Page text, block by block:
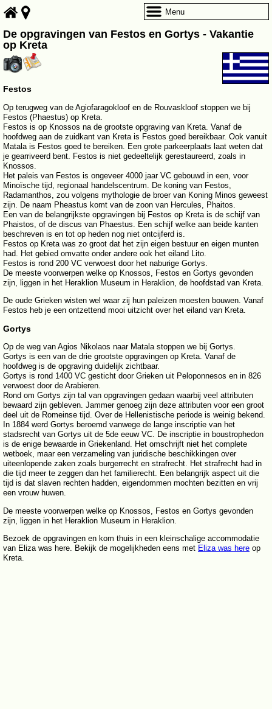
De opgravingen van Festos en Gortys - Vakantie
op Kreta
Festos
Op terugweg van de Agiofaragokloof en de Rouvaskloof stoppen we bij
Festos (Phaestus) op Kreta.
Festos is op Knossos na de grootste opgraving van Kreta. Vanaf de
hoofdweg aan de zuidkant van Kreta is Festos goed bereikbaar. Ook vanuit
Matala is Festos goed te bereiken. Een grote parkeerplaats laat weten dat
je gearriveerd bent. Festos is niet gedeeltelijk gerestaureerd, zoals in
Knossos.
Het paleis van Festos is ongeveer 4000 jaar VC gebouwd in een, voor
Minoïsche tijd, regionaal handelscentrum. De koning van Festos,
Radamanthos, zou volgens mythologie de broer van Koning Minos geweest
zijn. De naam Pheastus komt van de zoon van Hercules, Phaitos.
Een van de belangrijkste opgravingen bij Festos op Kreta is de schijf van
Phaistos, of de discus van Phaestus. Een schijf welke aan beide kanten
beschreven is en tot op heden nog niet ontcijferd is.
Festos op Kreta was zo groot dat het zijn eigen bestuur en eigen munten
had. Het gebied omvatte onder andere ook het eiland Lito.
Festos is rond 200 VC verwoest door het naburige Gortys.
De meeste voorwerpen welke op Knossos, Festos en Gortys gevonden
zijn, liggen in het Heraklion Museum in Heraklion, de hoofdstad van Kreta.
De oude Grieken wisten wel waar zij hun paleizen moesten bouwen. Vanaf
Festos heb je een ontzettend mooi uitzicht over het eiland van Kreta.
Gortys
Op de weg van Agios Nikolaos naar Matala stoppen we bij Gortys.
Gortys is een van de drie grootste opgravingen op Kreta. Vanaf de
hoofdweg is de opgraving duidelijk zichtbaar.
Gortys is rond 1400 VC gesticht door Grieken uit Peloponnesos en in 826
verwoest door de Arabieren.
Rond om Gortys zijn tal van opgravingen gedaan waarbij veel attributen
bewaard zijn gebleven. Jammer genoeg zijn deze attributen voor een groot
deel uit de Romeinse tijd. Over de Hellenistische periode is weinig bekend.
In 1884 werd Gortys beroemd vanwege de lange inscriptie van het
stadsrecht van Gortys uit de 5de eeuw VC. De inscriptie in boustrophedon
is de enige bewaarde in Griekenland. Het omschrijft niet het complete
wetboek, maar een verzameling van juridische beschikkingen over
uiteenlopende zaken zoals burgerrecht en strafrecht. Het strafrecht had in
die tijd meer te zeggen dan het familierecht. Een belangrijk aspect uit die
tijd is dat slaven rechten hadden, eigendommen mochten bezitten en vrij
een vrouw huwen.
De meeste voorwerpen welke op Knossos, Festos en Gortys gevonden
zijn, liggen in het Heraklion Museum in Heraklion.
Bezoek de opgravingen en kom thuis in een kleinschalige accommodatie
van Eliza was here. Bekijk de mogelijkheden eens met Eliza was here op
Kreta.
Menu